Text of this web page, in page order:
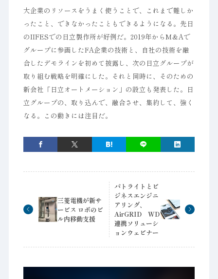
大企業のリソースをうまく使うことで、これまで難しか
ったこと、できなかったこともできるようになる。先日
のIIFESでの日立製作所が好例だ。2019年からM＆Aで
グループに参画したFA企業の技術と、自社の技術を融
合したデモラインを初めて披露し、次の日立グループが
取り組む戦略を明確にした。それと同時に、そのための
新会社「日立オートメーション」の設立も発表した。日
立グループの、取り込んで、融合させ、集約して、強く
なる。この動きには注目だ。
三菱電機が新サ
ービス ロボのビ
ル内移動支援
パトライトとビ
ジネスエンジニ
アリング、
AirGRID WD
連携ソリューシ
ョンウェビナー